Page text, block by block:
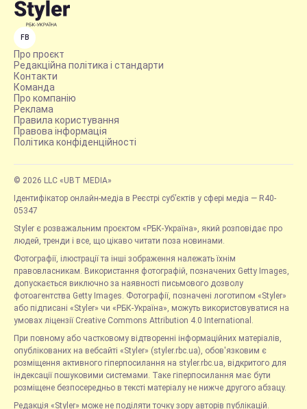
FB
Про проєкт
Редакційна політика і стандарти
Контакти
Команда
Про компанію
Реклама
Правила користування
Правова інформація
Політика конфіденційності
© 2026 LLC «UBT MEDIA»
Ідентифікатор онлайн-медіа в Реєстрі суб’єктів у сфері медіа — R40-
05347
Styler є розважальним проєктом «РБК-Україна», який розповідає про
людей, тренди і все, що цікаво читати поза новинами.
Фотографії, ілюстрації та інші зображення належать їхнім
правовласникам. Використання фотографій, позначених Getty Images,
допускається виключно за наявності письмового дозволу
фотоагентства Getty Images. Фотографії, позначені логотипом «Styler»
або підписані «Styler» чи «РБК-Україна», можуть використовуватися на
умовах ліцензії Creative Commons Attribution 4.0 International.
При повному або частковому відтворенні інформаційних матеріалів,
опублікованих на вебсайті «Styler» (styler.rbc.ua), обов'язковим є
розміщення активного гіперпосилання на styler.rbc.ua, відкритого для
індексації пошуковими системами. Таке гіперпосилання має бути
розміщене безпосередньо в тексті матеріалу не нижче другого абзацу.
Редакція «Styler» може не поділяти точку зору авторів публікацій.